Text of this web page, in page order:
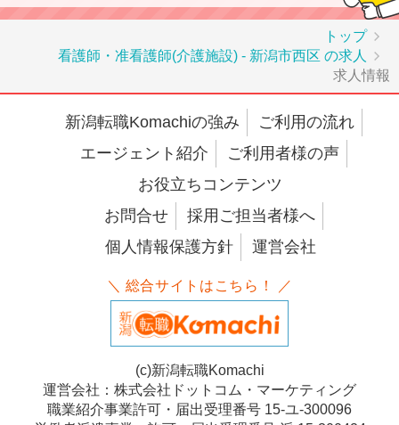
トップ
看護師・准看護師(介護施設) - 新潟市西区 の求人
求人情報
新潟転職Komachiの強み
ご利用の流れ
エージェント紹介
ご利用者様の声
お役立ちコンテンツ
お問合せ
採用ご担当者様へ
個人情報保護方針
運営会社
＼ 総合サイトはこちら！ ／
(c)新潟転職Komachi
運営会社：株式会社ドットコム・マーケティング
職業紹介事業許可・届出受理番号 15-ユ-300096